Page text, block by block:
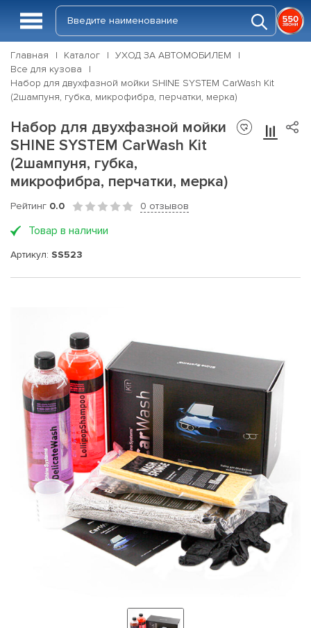
Главная Каталог
УХОД ЗА АВТОМОБИЛЕМ
Все для кузова
Набор для двухфазной мойки SHINE SYSTEM CarWash Kit
(2шампуня, губка, микрофибра, перчатки, мерка)
Набор для двухфазной мойки
SHINE SYSTEM CarWash Kit
(2шампуня, губка,
микрофибра, перчатки, мерка)
Рейтинг 0.0 0 отзывов
Товар в наличии
Артикул: SS523